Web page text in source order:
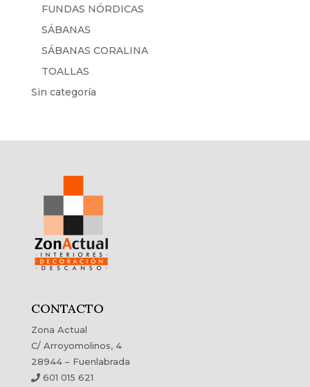
FUNDAS NÓRDICAS
SÁBANAS
SÁBANAS CORALINA
TOALLAS
Sin categoría
CONTACTO
Zona Actual
C/ Arroyomolinos, 4
28944 – Fuenlabrada
601 015 621